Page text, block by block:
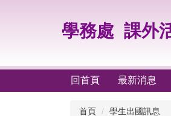
容
學務處 課外
回首頁 最新消息
首頁 學生出國訊息